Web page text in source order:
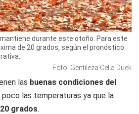
durante este otoño. Para este
de 20 grados, según el pronóstico
Foto: Gentileza Celia Duek
las buenas condiciones del
poco las temperaturas ya que la
20 grados.